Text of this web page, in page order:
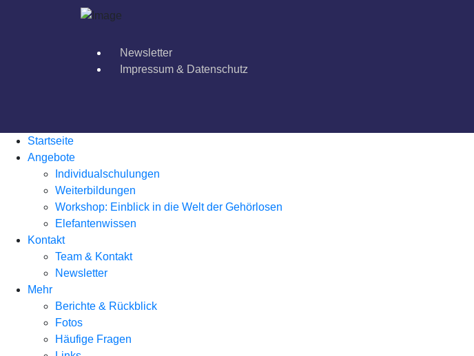
Newsletter
Impressum & Datenschutz
Startseite
Angebote
Individualschulungen
Weiterbildungen
Workshop: Einblick in die Welt der Gehörlosen
Elefantenwissen
Kontakt
Team & Kontakt
Newsletter
Mehr
Berichte & Rückblick
Fotos
Häufige Fragen